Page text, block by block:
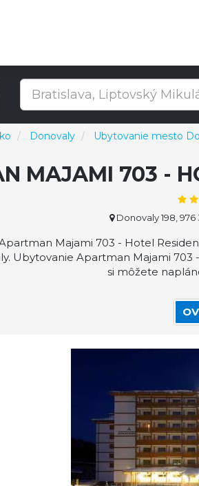
Donovaly Ubytovanie mesto
MAJAMI 703 -
Donovaly 198,
Majami 703 - Hotel
Ubytovanie Apartman Majami
si môžete